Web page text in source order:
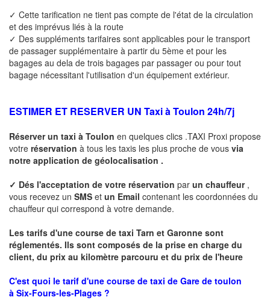
✓ Cette tarification ne tient pas compte de l'état de la circulation
et des imprévus liés à la route
✓ Des suppléments tarifaires sont applicables pour le transport
de passager supplémentaire à partir du 5ème et pour les
bagages au dela de trois bagages par passager ou pour tout
bagage nécessitant l'utilisation d'un équipement extérieur.
ESTIMER ET RESERVER UN Taxi àToulon 24h/7j
Réserver un taxi à Toulon en quelques clics .TAXI Proxi propose
votre réservation à tous les taxis les plus proche de vous via
notre application de géolocalisation .
✓ Dés l'acceptation de votre réservation par un chauffeur ,
vous recevez un SMS et un Email contenant les coordonnées du
chauffeur qui correspond à votre demande.
Les tarifs d'une course de taxi Tarn et Garonne sont
réglementés. Ils sont composés de la prise en charge du
client, du prix au kilomètre parcouru et du prix de l'heure
C'est quoi le tarif d'une course de taxi de Gare de toulon
à Six-Fours-les-Plages ?